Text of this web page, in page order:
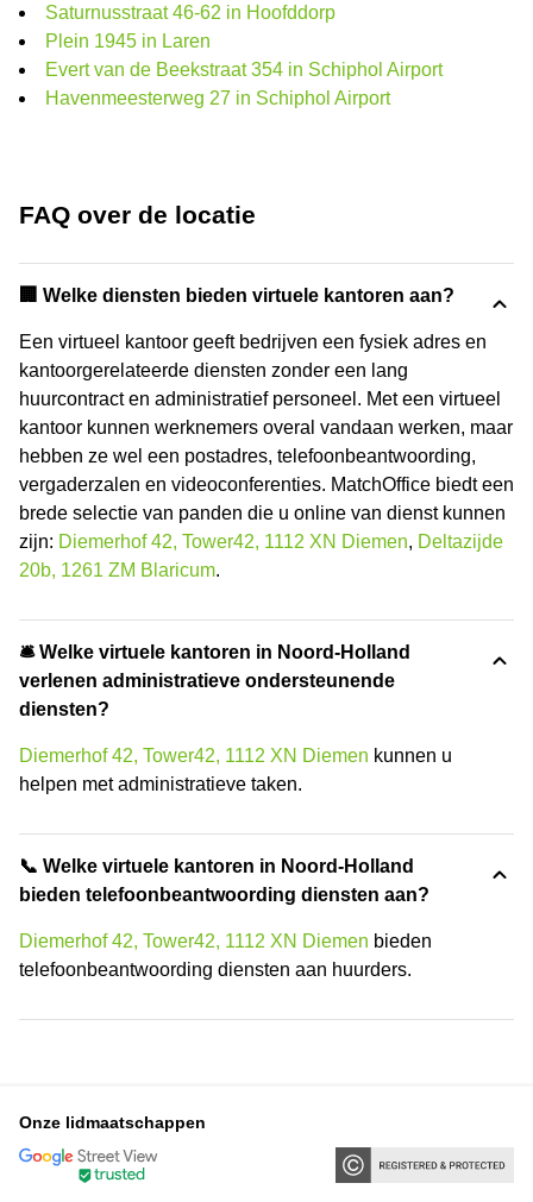
Saturnusstraat 46-62 in Hoofddorp
Plein 1945 in Laren
Evert van de Beekstraat 354 in Schiphol Airport
Havenmeesterweg 27 in Schiphol Airport
FAQ over de locatie
🏢 Welke diensten bieden virtuele kantoren aan?
Een virtueel kantoor geeft bedrijven een fysiek adres en
kantoorgerelateerde diensten zonder een lang
huurcontract en administratief personeel. Met een virtueel
kantoor kunnen werknemers overal vandaan werken, maar
hebben ze wel een postadres, telefoonbeantwoording,
vergaderzalen en videoconferenties. MatchOffice biedt een
brede selectie van panden die u online van dienst kunnen
zijn: Diemerhof 42, Tower42, 1112 XN Diemen, Deltazijde
20b, 1261 ZM Blaricum.
🛎 Welke virtuele kantoren in Noord-Holland
verlenen administratieve ondersteunende
diensten?
Diemerhof 42, Tower42, 1112 XN Diemen kunnen u
helpen met administratieve taken.
📞 Welke virtuele kantoren in Noord-Holland
bieden telefoonbeantwoording diensten aan?
Diemerhof 42, Tower42, 1112 XN Diemen bieden
telefoonbeantwoording diensten aan huurders.
Onze lidmaatschappen